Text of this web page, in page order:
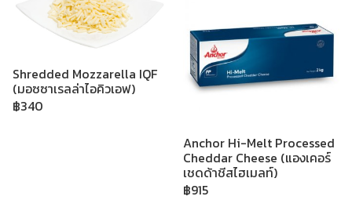
Shredded Mozzarella IQF
(มอซซาเรลล่าไอคิวเอฟ)
฿340
Anchor Hi-Melt Processed
Cheddar Cheese (แองเคอร์
เชดด้าชีสไฮเมลท์)
฿915